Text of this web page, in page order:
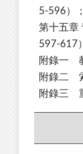
5-596）；
第十五章
597-617
附錄一
附錄二
附錄三